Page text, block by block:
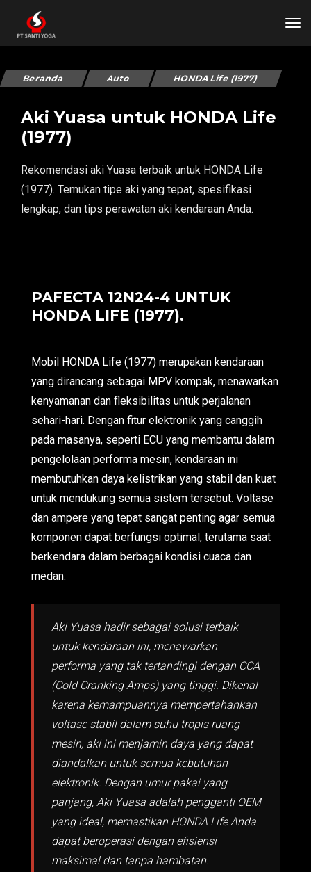
Beranda Auto HONDA Life (1977)
Aki Yuasa untuk HONDA Life
(1977)
Rekomendasi aki Yuasa terbaik untuk HONDA Life
(1977). Temukan tipe aki yang tepat, spesifikasi
lengkap, dan tips perawatan aki kendaraan Anda.
PAFECTA 12N24-4 UNTUK
HONDA LIFE (1977).
Mobil HONDA Life (1977) merupakan kendaraan
yang dirancang sebagai MPV kompak, menawarkan
kenyamanan dan fleksibilitas untuk perjalanan
sehari-hari. Dengan fitur elektronik yang canggih
pada masanya, seperti ECU yang membantu dalam
pengelolaan performa mesin, kendaraan ini
membutuhkan daya kelistrikan yang stabil dan kuat
untuk mendukung semua sistem tersebut. Voltase
dan ampere yang tepat sangat penting agar semua
komponen dapat berfungsi optimal, terutama saat
berkendara dalam berbagai kondisi cuaca dan
medan.
Aki Yuasa hadir sebagai solusi terbaik
untuk kendaraan ini, menawarkan
performa yang tak tertandingi dengan CCA
(Cold Cranking Amps) yang tinggi. Dikenal
karena kemampuannya mempertahankan
voltase stabil dalam suhu tropis ruang
mesin, aki ini menjamin daya yang dapat
diandalkan untuk semua kebutuhan
elektronik. Dengan umur pakai yang
panjang, Aki Yuasa adalah pengganti OEM
yang ideal, memastikan HONDA Life Anda
dapat beroperasi dengan efisiensi
maksimal dan tanpa hambatan.